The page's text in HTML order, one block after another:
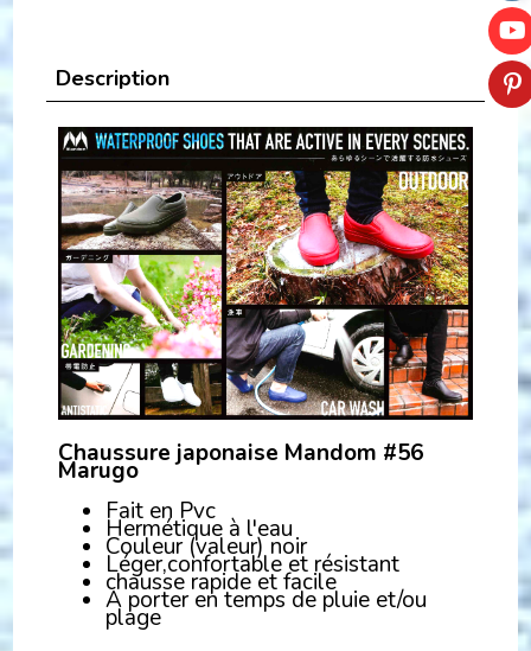
Description
Chaussure japonaise Mandom #56
Marugo
Fait en Pvc
Hermétique à l'eau
Couleur (valeur) noir
Léger,confortable et résistant
chausse rapide et facile
A porter en temps de pluie et/ou
plage